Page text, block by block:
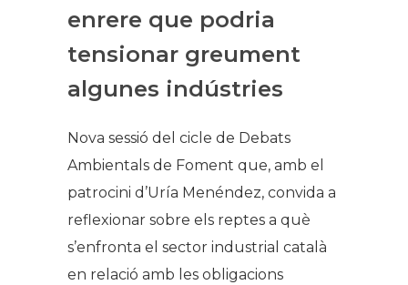
enrere que podria
tensionar greument
algunes indústries
Nova sessió del cicle de Debats
Ambientals de Foment que, amb el
patrocini d’Uría Menéndez, convida a
reflexionar sobre els reptes a què
s’enfronta el sector industrial català
en relació amb les obligacions